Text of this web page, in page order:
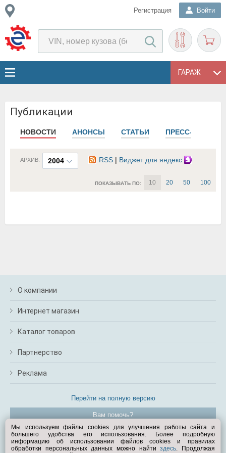
Регистрация Войти
ГАРАЖ
Публикации
НОВОСТИ АНОНСЫ СТАТЬИ ПРЕСС-РЕЛИЗЫ
2004
АРХИВ: RSS | Виджет для яндекс
ПОКАЗЫВАТЬ ПО: 10 20 50 100
О компании
Интернет магазин
Каталог товаров
Партнерство
Реклама
Перейти на полную версию
Вам помочь?
© Exist.ru 1998—2026
Мы используем файлы cookies для улучшения работы сайта и
большего удобства его использования. Более подробную
информацию об использовании файлов cookies и правилах
обработки персональных данных можно найтиздесь. Продолжая